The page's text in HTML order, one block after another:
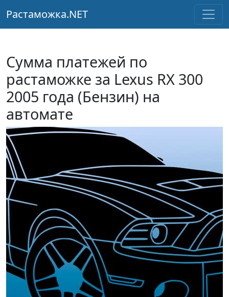
Растаможка.NET
Сумма платежей по
растаможке за Lexus RX 300
2005 года (Бензин) на
автомате